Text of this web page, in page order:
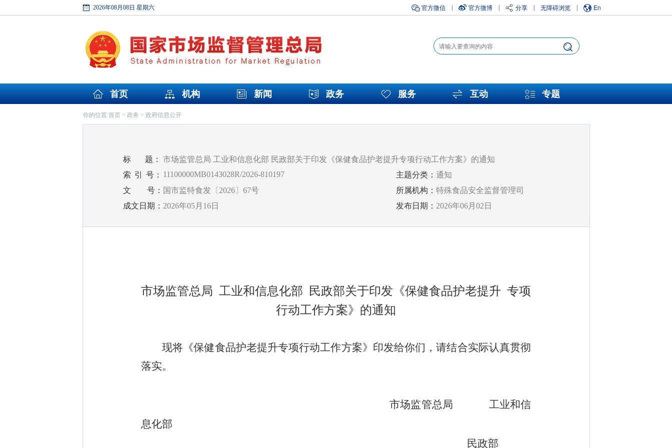
2026年08月08日 星期六 官方微信 官方微博 分享 无障碍浏览 En
首页 机构 新闻 政务 服务 互动 专题
你的位置:首页> 政务 > 政府信息公开
标 题：
市场监管总局 工业和信息化部 民政部关于印发《保健食品护老提升专项行动工作方案》的通知
索 引 号： 11100000MB0143028R/2026-810197 主题分类： 通知
文
号： 国市监特食发〔2026〕67号 所属机构： 特殊食品安全监督管理司
成文日期： 2026年05月16日 发布日期： 2026年06月02日
市场监管总局 工业和信息化部 民政部关于印发《保健食品护老提升 专项
行动工作方案》的通知
现将《保健食品护老提升专项行动工作方案》印发给你们，请结合实际认真贯彻
落实。
市场监管总局
工业和信
息化部
民政部